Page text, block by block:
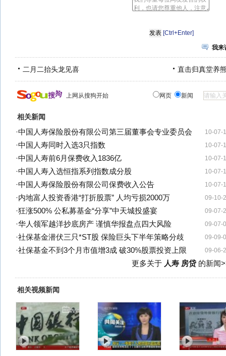
[Ctrl+Enter]
我来
二月二抬头龙见喜 直击归真堂养
上网从搜狗开始 网页 新闻
相关新闻
10-07-
·中国人寿保险股份有限公司第三届董事会专业委员会
10-07-
·中国人寿同时入选3只指数
10-07-
·中国人寿前6月保费收入1836亿
10-07-
·中国人寿入选恒指系列指数成分股
10-07-
·中国人寿保险股份有限公司保费收入公告
09-10-
·内地富人投资香港“打折股票” 人均亏损2000万
09-07-
·狂涨500% 公私募基金“分享”中天城投盛宴
09-07-
·华人领军越洋抄底房产 谨慎华报盘点四大风险
09-09-
·社保基金潜伏三只*ST股 保险巨头下半年策略分歧
09-06-
·社保基金不到3个月市值增3成 破30%股票投资上限
更多关于 人寿 房贷的新闻
相关视频新闻